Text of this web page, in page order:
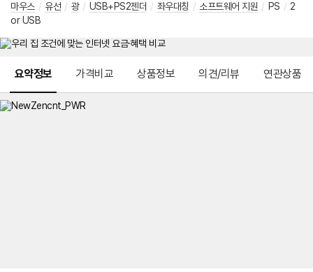
마우스 / 유선 / 광 / USB+PS2젠더 / 좌우대칭 / 소프트웨어 지원 / PS / 2
or USB
요약정보 가격비교 상품정보 의견/리뷰 연관상품